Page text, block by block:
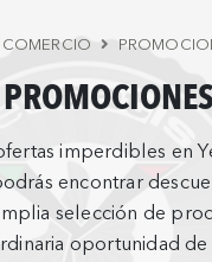
PROMOCIONES
imperdibles en
encontrar
selección de
oportunidad de
COMERCIO